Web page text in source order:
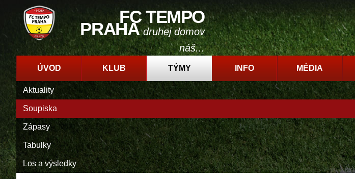
FC TEMPO
PRAHAdruhej domov
náš...
ÚVOD KLUB TÝMY INFO MÉDIA
Aktuality
Soupiska
Zápasy
Tabulky
Los a výsledky